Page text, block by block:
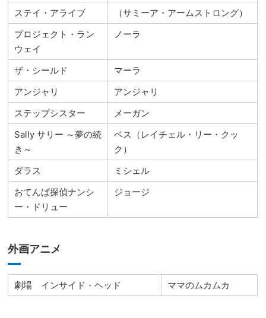
ステイ・アライブ
（サミーア・アームストロング）
プロジェクト・ラン
ウェイ
ノーラ
ザ・シールド
マーラ
アンジャリ
アンジャリ
ステップシスター
メーガン
Sally サリー ～夢の続
き～
ベス（レイチェル・リー・クッ
ク）
ダラス
ミシェル
おてんば探偵ナンシ
ー・ドリュー
ジョージ
外画アニメ
劇場 インサイド・ヘッド ママのムカムカ